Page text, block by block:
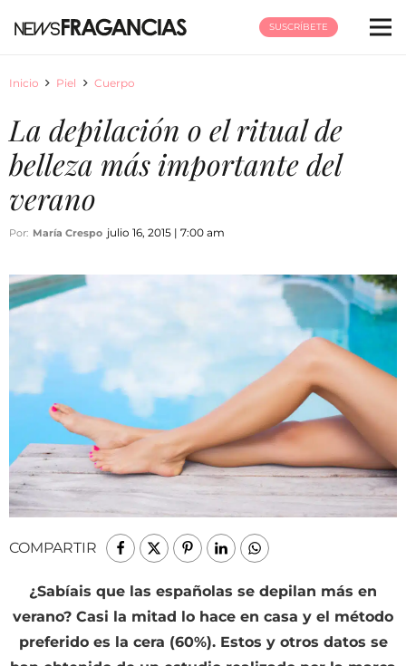
SUSCRÍBETE
Inicio Piel Cuerpo
La depilación o el ritual de
belleza más importante del
verano
Por: María Crespo julio 16, 2015 | 7:00 am
COMPARTIR
¿Sabíais que las españolas se depilan más en
verano? Casi la mitad lo hace en casa y el método
preferido es la cera (60%). Estos y otros datos se